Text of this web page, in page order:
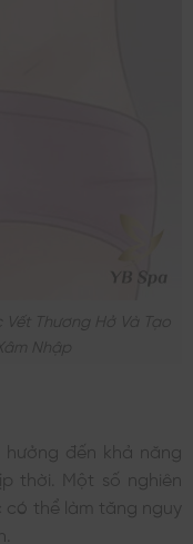
Thương Hở Và Tạo
Nhập
đến khả năng
thời. Một số nghiên
có thể làm tăng nguy